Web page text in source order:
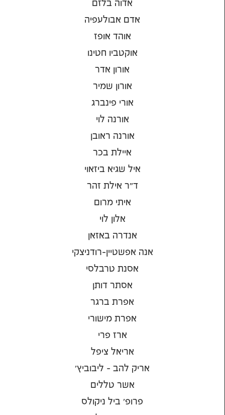
אדוה בלזם
אדם אבולעפיה
אוהד אופז
אוקטביו חטינו
אורון אדר
אורון שמיר
אורי פינברג
אורנה לוי
אורנה ראובן
איילת בכר
איל שגיא ביזאוי
ד"ר אילת זהר
איתי מרום
אלון לוי
אנדרה באזאן
אנה אפשטיין-רודניצקי
אסנת טרבלסי
אסתר דותן
אפרת ברגר
אפרת מישורי
ארז פרי
אריאל ציפל
אריק להב - ליבוביץ'
אשר טללים
פרופ' ביל ניקולס